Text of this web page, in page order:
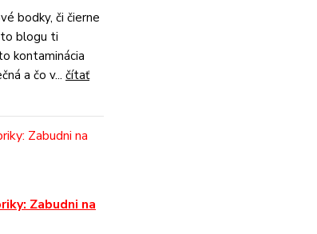
bodky, či čierne
blogu ti
kontaminácia
a čo v... čítať
Zabudni na